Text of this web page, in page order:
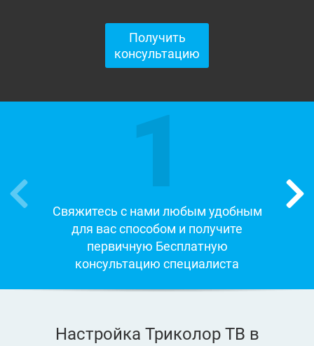
Получить
консультацию
1
Свяжитесь с нами любым удобным
для вас способом и получите
первичную Бесплатную
консультацию специалиста
Настройка Триколор ТВ в